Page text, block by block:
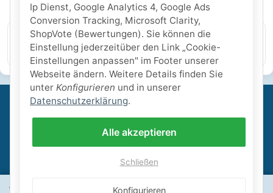
Wähle dein Lieferland, um Preise und Artikel für deinen
IHRE SICHERHEIT
PayPal Käuferschutz SSL-verschlüsselt Lager in St. Johann
Ip Dienst, Google Analytics 4, Google Ads
Conversion Tracking, Microsoft Clarity,
ShopVote (Bewertungen). Sie können die
Einstellung jederzeitüber den Link „Cookie-
Einstellungen anpassen" im Footer unserer
Webseite ändern. Weitere Details finden Sie
unter Konfigurieren und in unserer
Datenschutzerklärung.
Alle akzeptieren
Schließen
Konfigurieren